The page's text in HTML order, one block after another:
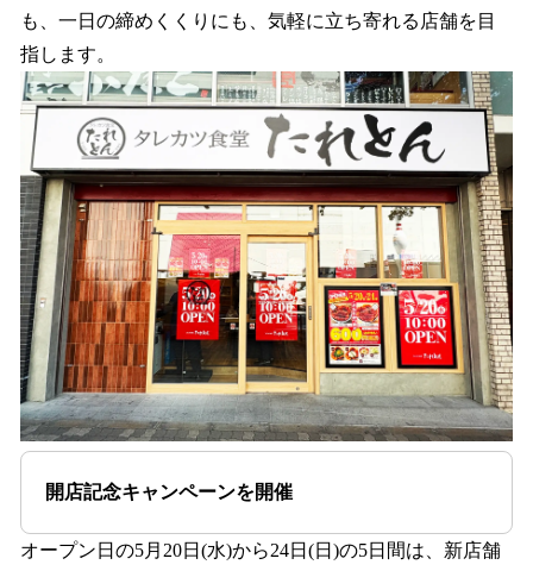
も、一日の締めくくりにも、気軽に立ち寄れる店舗を目
指します。
開店記念キャンペーンを開催
オープン日の5月20日(水)から24日(日)の5日間は、新店舗